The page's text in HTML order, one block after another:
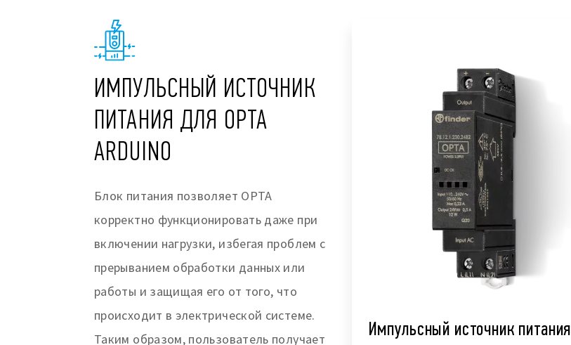
ИМПУЛЬСНЫЙ ИСТОЧНИК
ПИТАНИЯ ДЛЯ OPTA
ARDUINO
Блок питания позволяет OPTA
корректно функционировать даже при
включении нагрузки, избегая проблем с
прерыванием обработки данных или
работы и защищая его от того, что
происходит в электрической системе.
Таким образом, пользователь получает
Импульсный источник питания